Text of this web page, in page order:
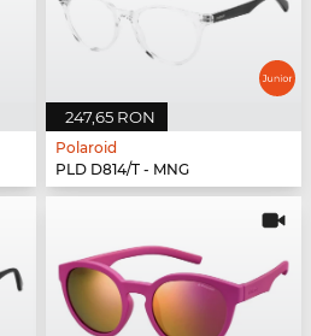
247,65 RON
Polaroid
PLD D814/T - MNG